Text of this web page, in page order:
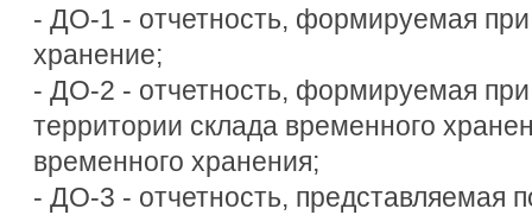
- ДО-1 - отчетность, формируемая
хранение;
- ДО-2 - отчетность, формируемая
территории склада временного
временного хранения;
- ДО-3 - отчетность, представляемая